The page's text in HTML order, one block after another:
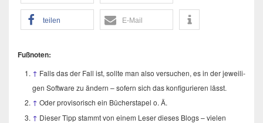
tei­len E‑Mail
Fuß­no­ten:
↑ Falls das der Fall ist, soll­te man also ver­su­chen, es in der jewei­li­
gen Soft­ware zu ändern – sofern sich das kon­fi­gu­rie­ren lässt.
↑ Oder pro­vi­so­risch ein Bücher­sta­pel o. Ä.
↑ Die­ser Tipp stammt von einem Leser die­ses Blogs – vie­len